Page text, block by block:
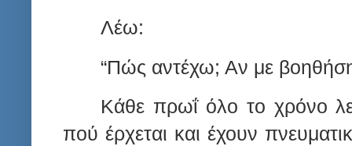
Λέω:
“Πώς αντέχω; Αν με
Κάθε πρωΐ όλο το χρόνο
πού έρχεται και έχουν